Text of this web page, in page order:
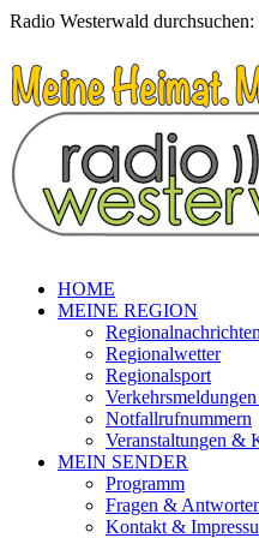
Radio Westerwald durchsuchen:
HOME
MEINE REGION
Regionalnachrichten
Regionalwetter
Regionalsport
Notfallrufnummern
Veranstaltungen &
MEIN SENDER
Programm
Fragen &
Kontakt &